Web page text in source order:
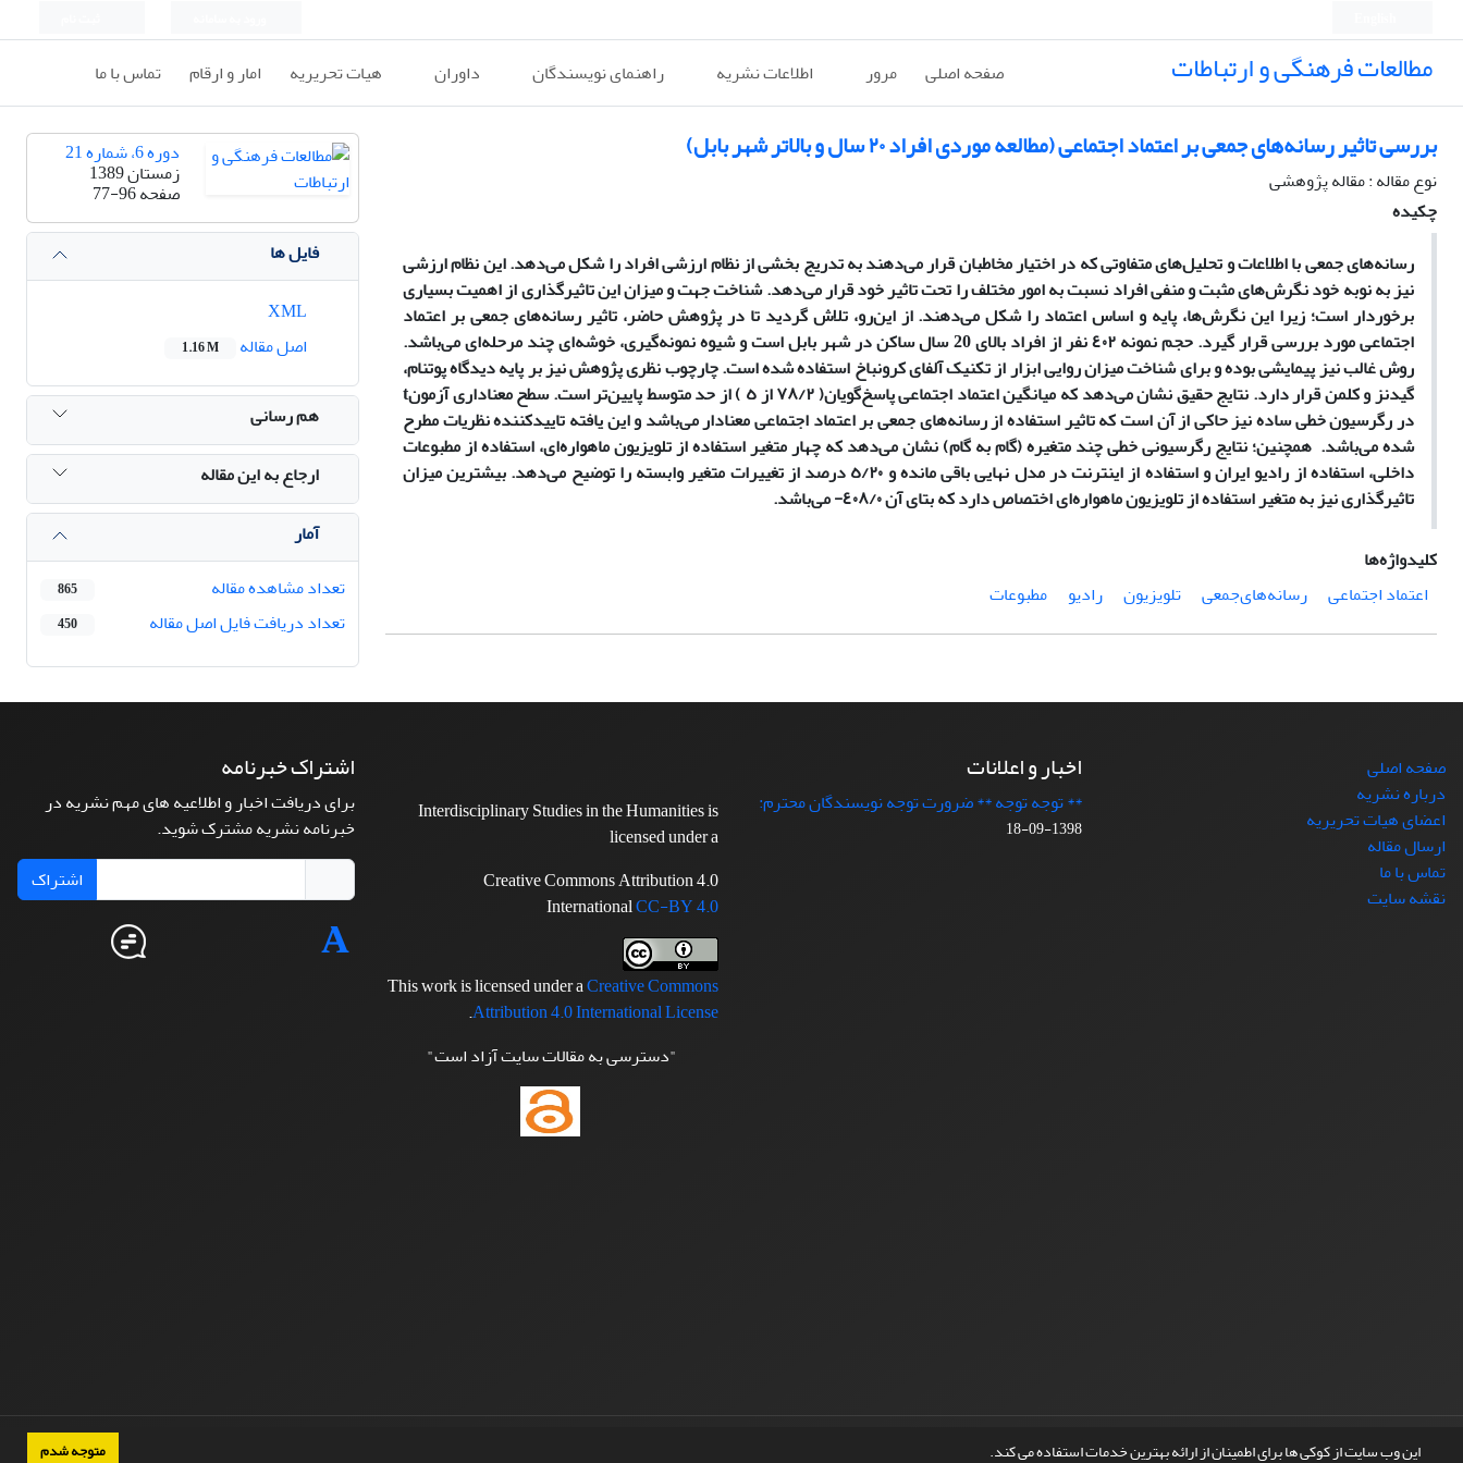
این وب سایت از کوکی ها برای اطمینان از ارائه بهترین خدمات استفاده می کند. متوجه شدم
مطالعات فرهنگی و ارتباطات صفحه اصلی مرور اطلاعات نشریه راهنمای نویسندگان داوران هیات تحریریه امار و ارقام تماس با ما
بررسی تاثیر رسانه‌های جمعی بر اعتماد اجتماعی (مطالعه موردی افراد ٢٠ سال و بالاتر شهر بابل)
نوع مقاله : مقاله پژوهشی
چکیده
رسانه‌های جمعی با اطلاعات و تحلیل‌های متفاوتی که در اختیار مخاطبان قرار می‌دهند به تدریج بخشی از نظام ارزشی افراد را شکل می‌دهد. این نظام ارزشی
نیز به نوبه خود نگرش‌های مثبت و منفی افراد نسبت به امور مختلف را تحت تاثیر خود قرار می‌دهد. شناخت جهت و میزان این تاثیر‌گذاری از اهمیت بسیاری
برخوردار است؛ زیرا این نگرش‌ها، پایه و اساس اعتماد را شکل می‌دهند. از این‌رو، تلاش گردید تا در پژوهش حاضر، تاثیر رسانه‌های جمعی بر اعتماد
اجتماعی مورد بررسی قرار گیرد. حجم نمونه ٤٠٢ نفر از افراد بالای 20 سال ساکن در شهر بابل است و شیوه نمونه‌گیری، خوشه‌ای چند مرحله‌ای می‌باشد.
روش غالب نیز پیمایشی بوده و برای شناخت میزان روایی ابزار از تکنیک آلفای کرونباخ استفاده شده است. چارچوب نظری پژوهش نیز بر پایه دیدگاه پوتنام،
گیدنز و کلمن قرار دارد. نتایج حقیق نشان می‌دهد که میانگین اعتماد اجتماعی پاسخ‌گویان( ٧٨/٢ از ٥ ) از حد متوسط پایین‌تر است. سطح معناداری آزمون
t
در رگرسیون خطی ساده نیز حاکی از آن است که تاثیر استفاده از رسانه‌های جمعی بر اعتماد اجتماعی معنادار می‌باشد و این یافته تایید‌کننده نظریات مطرح
شده می‌باشد. همچنین؛ نتایج رگرسیونی خطی چند متغیره (گام به گام) نشان می‌دهد که چهار متغیر استفاده از تلویزیون ماهواره‌ای، استفاده از مطبوعات
داخلی، استفاده از رادیو ایران و استفاده از اینترنت در مدل نهایی باقی مانده و ٥/٢٠ درصد از تغییرات متغیر وابسته را توضیح می‌دهد. بیشترین میزان
تاثیر‌گذاری نیز به متغیر استفاده از تلویزیون ماهواره‌ای اختصاص دارد که بتای آن ٤٠٨/٠- می‌باشد.
کلیدواژه‌ها
اعتماد اجتماعی
‌رسانه‌های‌جمعی تلویزیون رادیو مطبوعات
دوره 6، شماره 21
زمستان 1389
صفحه77-96
فایل ها
اصل مقاله
1.16 M
هم رسانی
ارجاع به این مقاله
آمار
تعداد مشاهده مقاله
865
تعداد دریافت فایل اصل مقاله 450
صفحه اصلی
درباره نشریه
اعضای هیات تحریریه
ارسال مقاله
تماس با ما
نقشه سایت
اخبار و اعلانات
** توجه توجه ** ضرورت توجه نویسندگان محترم:
1398-09-18
Interdisciplinary Studies in the Humanities is
licensed under a
Creative Commons Attribution 4.0
InternationalCC-BY 4.0
This work is licensed under aCreative Commons
Attribution 4.0 International License
.
"دسترسی به مقالات سایت آزاد است"
اشتراک خبرنامه
برای دریافت اخبار و اطلاعیه های مهم نشریه در
خبرنامه نشریه مشترک شوید.
اشتراک
© سامانه مدیریت نشریات علمی.طراحی و پیاده سازی ازسیناوب